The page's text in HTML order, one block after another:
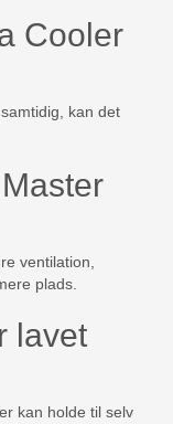
Cooler
kan det
ventilation,
plads.
lavet
kan holde til selv